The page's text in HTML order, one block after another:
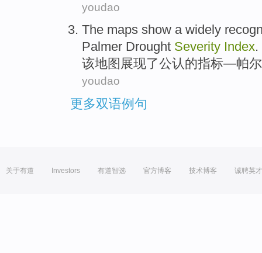
youdao
The maps show a widely
Palmer Drought Severity Index.
该地图 展现了公认的指标—帕
youdao
更多双语例句
关于有道 Investors 有道智选 官方博客 技术博客 诚聘英才